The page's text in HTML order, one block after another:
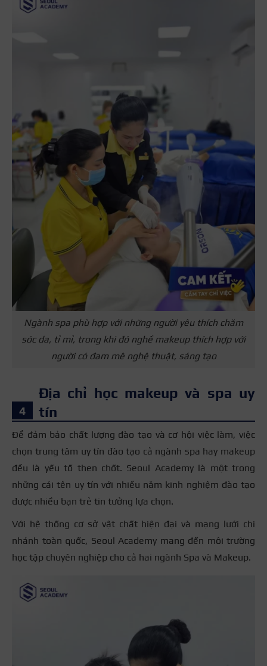
Ngành spa phù hợp với những người yêu thích chăm
sóc da, tỉ mỉ, trong khi đó nghề makeup thích hợp với
người có đam mê nghệ thuật, sáng tạo
Địa chỉ học makeup và spa uy
tín
Để đảm bảo chất lượng đào tạo và cơ hội việc làm, việc
chọn trung tâm uy tín đào tạo cả ngành spa hay makeup
đều là yếu tố then chốt. Seoul Academy là một trong
những cái tên uy tín với nhiều năm kinh nghiệm đào tạo
được nhiều bạn trẻ tin tưởng lựa chọn.
Với hệ thống cơ sở vật chất hiện đại và mạng lưới chi
nhánh toàn quốc, Seoul Academy mang đến môi trường
học tập chuyên nghiệp cho cả hai ngành Spa và Makeup.